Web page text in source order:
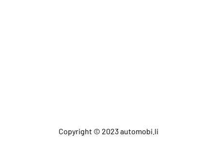
Copyright © 2023 automobi.li